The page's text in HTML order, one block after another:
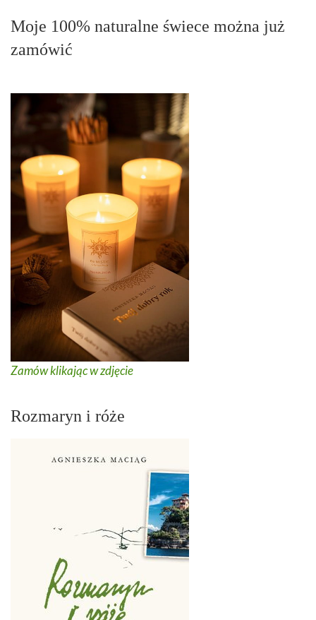
Moje 100% naturalne świece można już
zamówić
Zamów klikając w zdjęcie
Rozmaryn i róże